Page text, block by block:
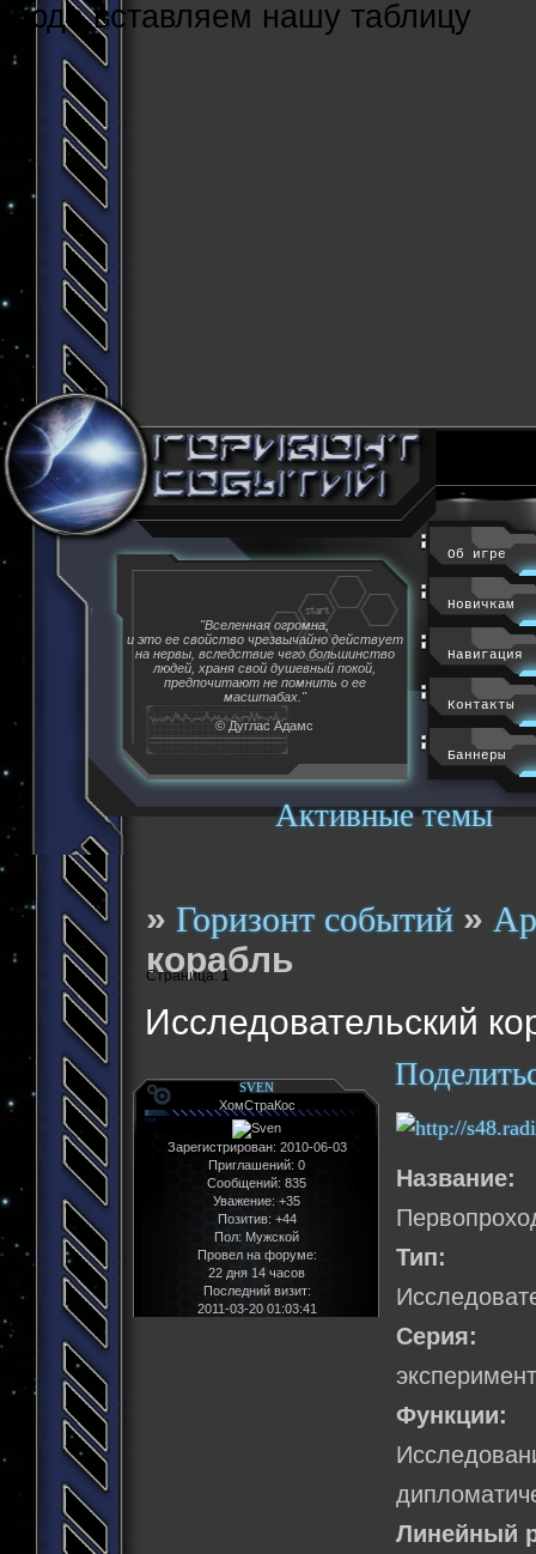
Cюда вставляем нашу таблицу
Активные темы
"Вселенная огромна,
и это ее свойство чрезвычайно действует
на нервы, вследствие чего большинство
людей, храня свой душевный покой,
предпочитают не помнить о ее
масштабах."
© Дуглас Адамс
Об игре
Новичкам
Навигация
Контакты
Баннеры
»Горизонт событий »
корабль
Исследовательский
Страница:1
SVEN
ХомСтраКос
Зарегистрирован: 2010-06-03
Приглашений: 0
Сообщений: 835
Уважение: +35
Позитив: +44
Пол:Мужской
Провел на форуме:
22 дня 14 часов
Последний визит:
2011-03-20 01:03:41
Название:
Тип:
Серия:
Функции:
Линейный